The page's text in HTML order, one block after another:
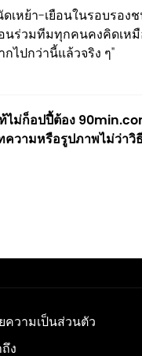
เหย้า-เยือนในรอบรอง
นร่วมทีมทุกคนคงคิดเ
ไปกว่านี้แล้วจริง ๆ"
ม่ก็อปปี้ต้อง
วามหรือรูปภาพไม่ว่า
ความเป็นส่วนตัว
ง